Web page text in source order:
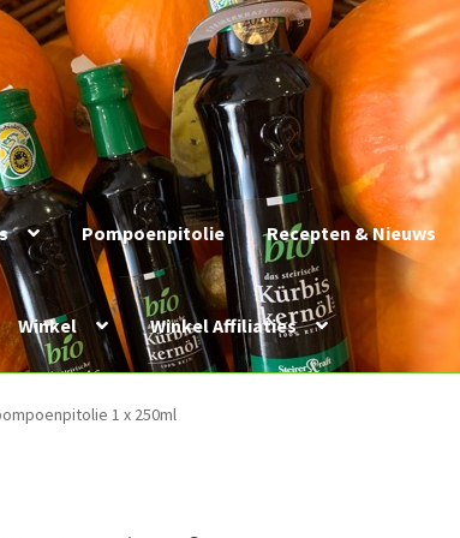
Pompoenpitolie Recepten & Nieuws
Winkel Winkel Affiliaties
1 x 250ml